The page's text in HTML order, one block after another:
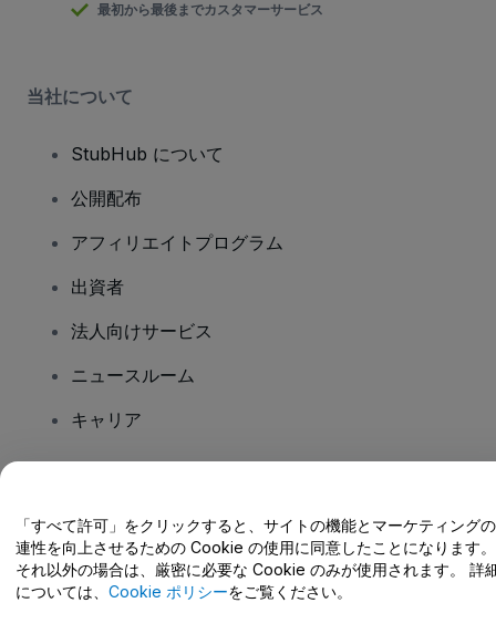
最初から最後までカスタマーサービス
当社について
StubHub について
公開配布
アフィリエイトプログラム
出資者
法人向けサービス
ニュースルーム
キャリア
ヘルプセンター / こちらまでご連絡下さい
「すべて許可」をクリックすると、サイトの機能とマーケティング
連性を向上させるための Cookie の使用に同意したことになります。
それ以外の場合は、厳密に必要な Cookie のみが使用されます。 詳
については、 Cookie ポリシーをご覧ください。